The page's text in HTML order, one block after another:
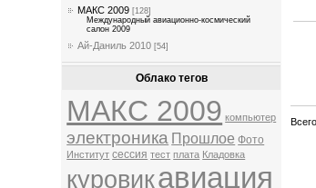
МАКС 2009 [128]
Международный авиационно-космический
салон 2009
Ай-Даниль 2010 [54]
Облако тегов
МАКС 2009 компьютер
электроника Прошлое Фото
Институт сессия тест плата Кладовка
куровикавиация